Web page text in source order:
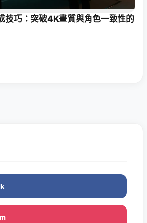
技巧：突破4K畫質與角色一致性的